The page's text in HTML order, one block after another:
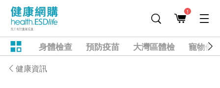
1
身體檢查 預防疫苗 大灣區體檢 寵物健
健康資訊